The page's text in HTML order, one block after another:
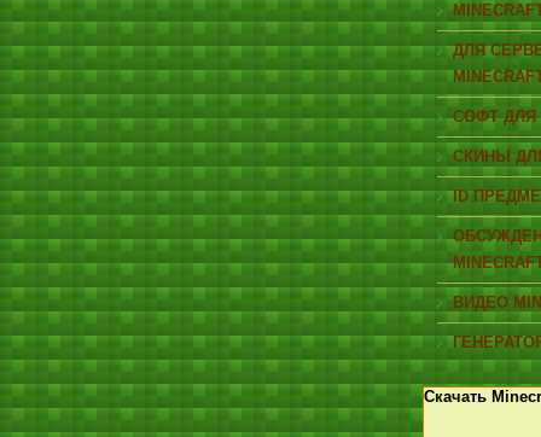
ДЛЯ
СОФТ ДЛЯ
СКИНЫ
ID
ВИДЕО
Скачать